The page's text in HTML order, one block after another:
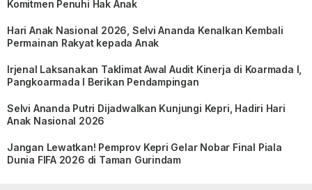
Komitmen Penuhi Hak Anak
Hari Anak Nasional 2026, Selvi Ananda Kenalkan Kembali
Permainan Rakyat kepada Anak
Irjenal Laksanakan Taklimat Awal Audit Kinerja di Koarmada I,
Pangkoarmada I Berikan Pendampingan
Selvi Ananda Putri Dijadwalkan Kunjungi Kepri, Hadiri Hari
Anak Nasional 2026
Jangan Lewatkan! Pemprov Kepri Gelar Nobar Final Piala
Dunia FIFA 2026 di Taman Gurindam